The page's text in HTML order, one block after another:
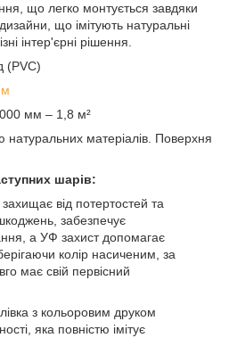
що легко монтується завдяки
що імітують натуральні
інтер'єрні рішення.
(PVC)
мм – 1,8 м²
натуральних матеріалів. Поверхня
шарів:
від потертостей та
забезпечує
а УФ захист допомагає
колір насиченим, за
має свій первісний
з кольоровим друком
яка повністю імітує